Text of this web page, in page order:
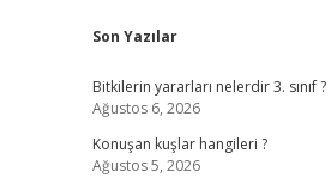
Sidebar
Son Yazılar
Bitkilerin yararları nelerdir 3. sınıf ?
Ağustos 6, 2026
Konuşan kuşlar hangileri ?
Ağustos 5, 2026